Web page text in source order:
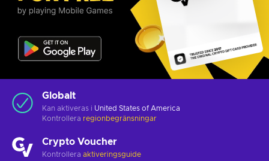
Globalt
Kan aktiveras i United States of America
Kontrollera regionbegränsningar
Crypto Voucher
Kontrollera aktiveringsguide